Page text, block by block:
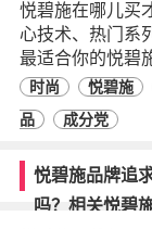
悦碧施在哪儿买
心技术、热门系
最适合你的悦碧
时尚 悦碧施
品
成分党
悦碧施品牌追
吗？相关悦碧